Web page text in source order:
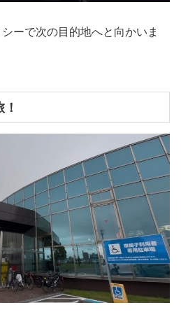
ーで次の目的地へと向かいま